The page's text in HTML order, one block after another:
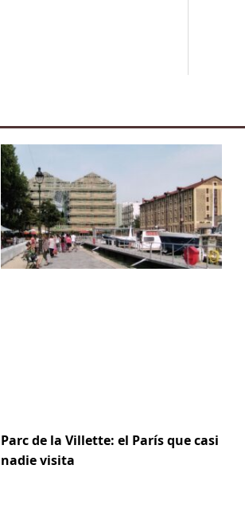
Parc de la Villette: el París que casi
nadie visita